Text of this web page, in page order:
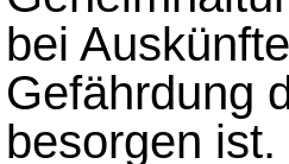
bei
Gefährdung
besorgen ist.